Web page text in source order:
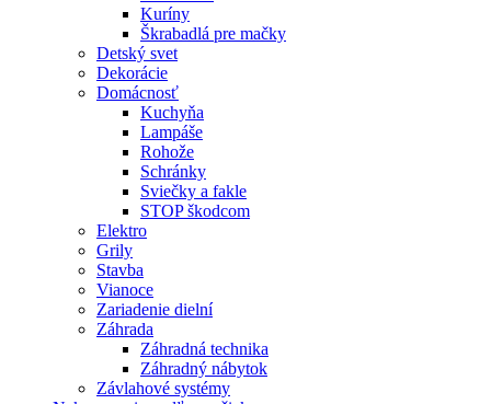
Kuríny
Škrabadlá pre mačky
Detský svet
Dekorácie
Domácnosť
Kuchyňa
Lampáše
Rohože
Schránky
Sviečky a fakle
STOP škodcom
Elektro
Grily
Stavba
Vianoce
Zariadenie dielní
Záhrada
Záhradná technika
Záhradný nábytok
Závlahové systémy